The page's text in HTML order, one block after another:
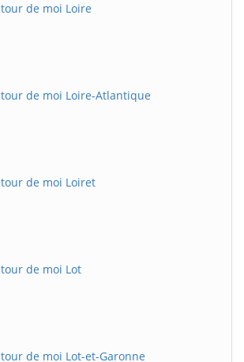
de moi Loire
de moi Loire-Atlantique
de moi Loiret
de moi Lot
de moi Lot-et-Garonne